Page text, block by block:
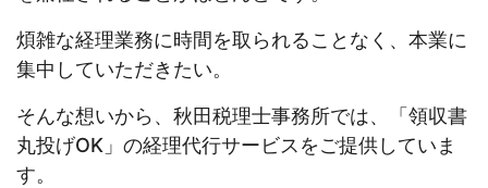
煩雑な経理業務に時間を取られることなく、本業に
集中していただきたい。
そんな想いから、秋田税理士事務所では、「領収書
丸投げOK」の経理代行サービスをご提供していま
す。